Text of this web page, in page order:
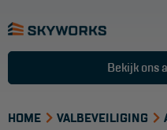
Opsteek ladder
Schuifladder
Telescopische ladder
Bekijk ons
HOME VALBEVEILIGING